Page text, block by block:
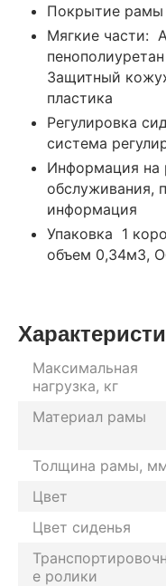
Покрытие
Мягкие части:
Защитный
пластика
Регулировка
система
Информация на
обслуживания,
информация
Упаковка 1
объем 0,34м3,
Максимальная
нагрузка, кг
Материал рамы
Толщина рамы,
Цвет
Цвет сиденья
е ролики